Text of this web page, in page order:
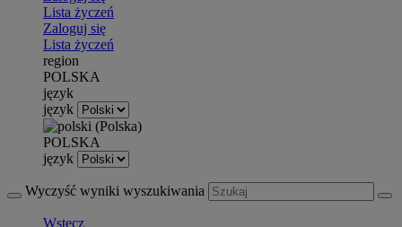
Lista życzeń
Zaloguj się
Lista życzeń
region
POLSKA
język
język
POLSKA
język
Wyczyść wyniki wyszukiwania
Wstecz